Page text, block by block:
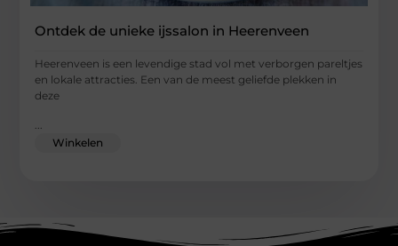
Ontdek de unieke ijssalon in Heerenveen
Heerenveen is een levendige stad vol met verborgen pareltjes
en lokale attracties. Een van de meest geliefde plekken in
deze
Winkelen